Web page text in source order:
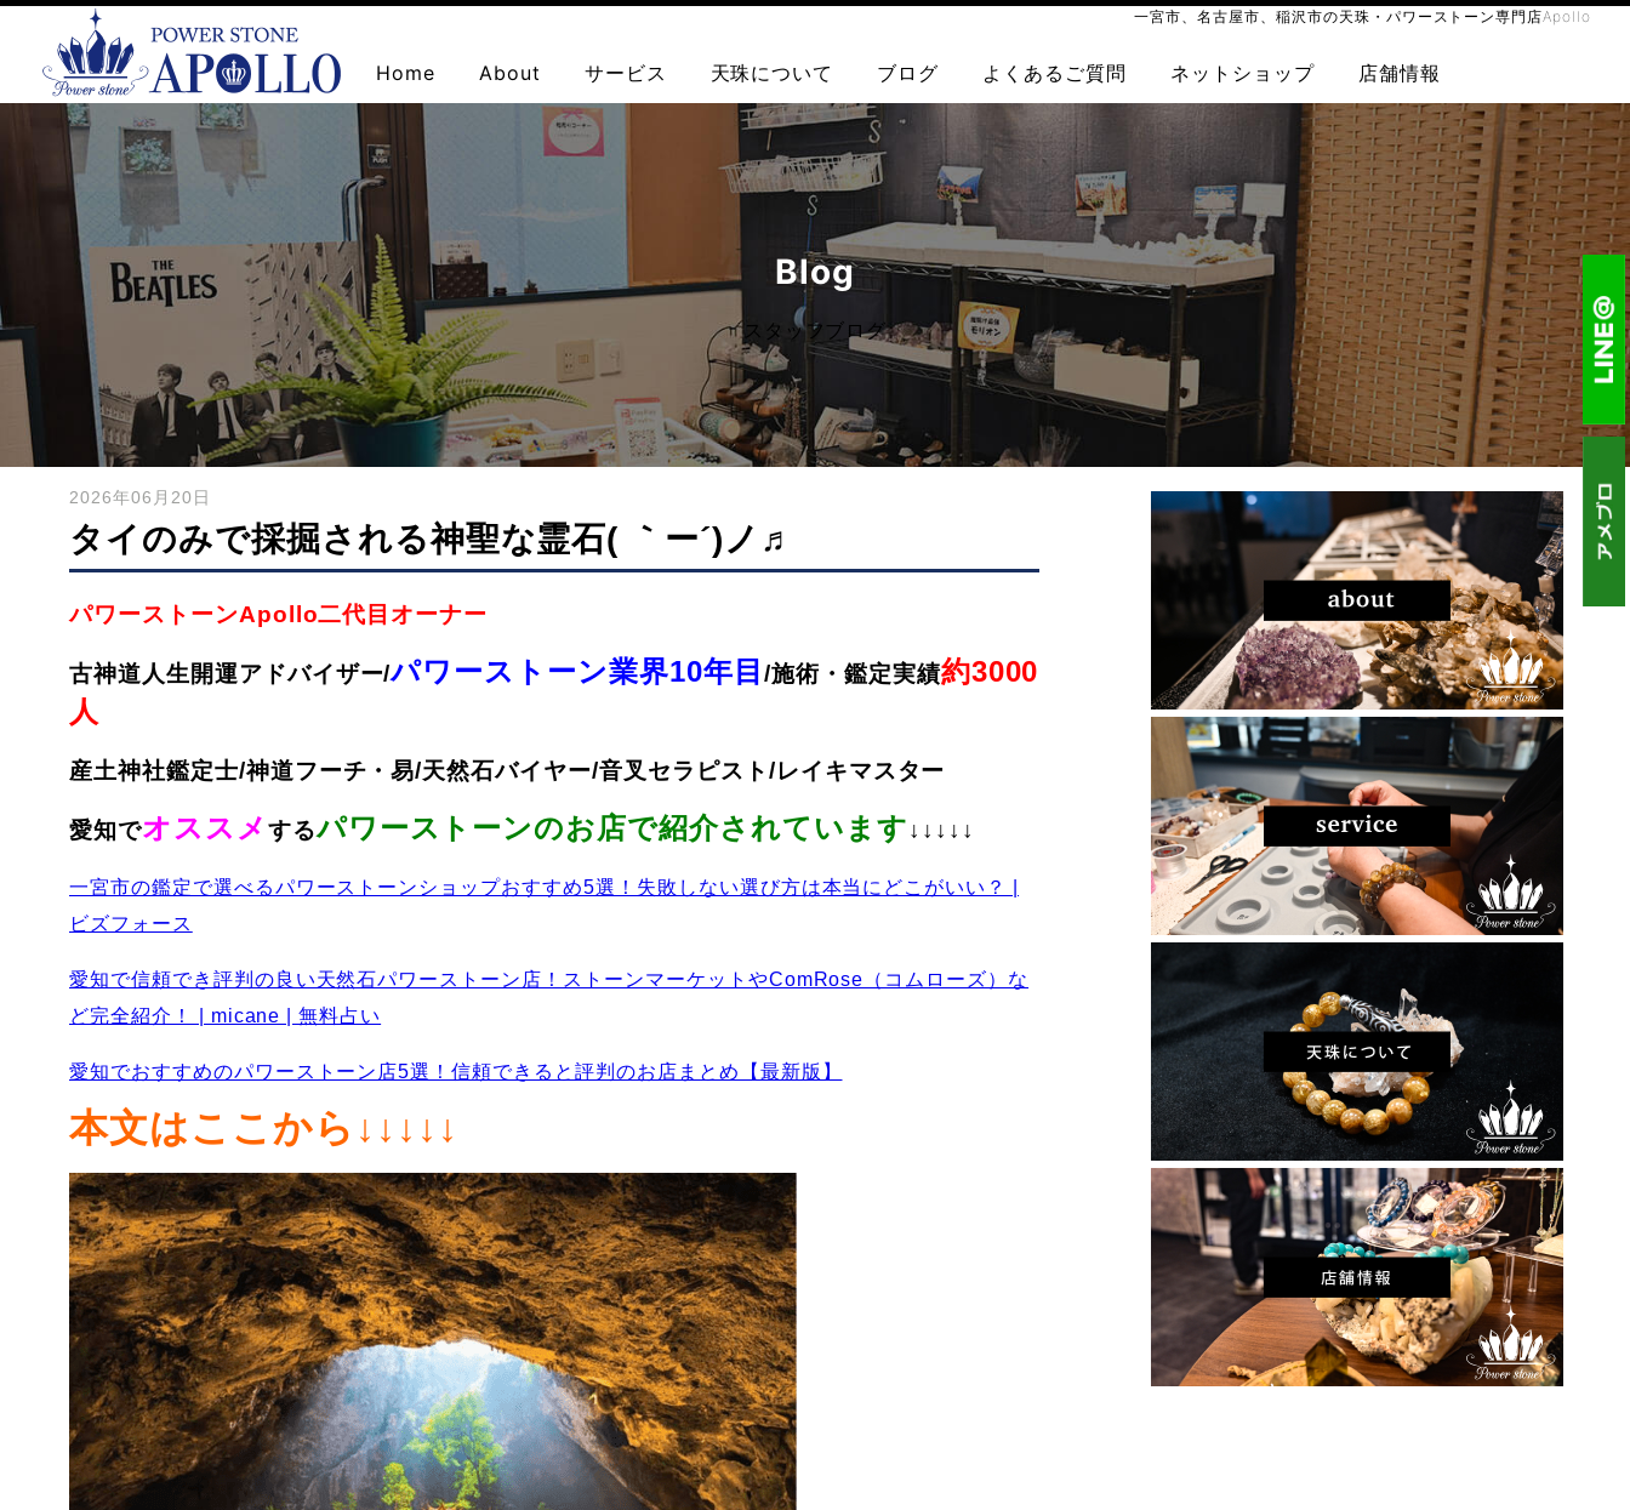
一宮市、名古屋市、稲沢市の天珠・パワーストーン専門店Apollo
Home About サービス 天珠について ブログ よくあるご質問 ネットショップ
店舗情報
お問い合わせ
Blog
スタッフブログ
2026年06月20日
タイのみで採掘される神聖な霊石( ｀ー´)ノ♬
パワーストーンApollo二代目オーナー
古神道人生開運アドバイザー/パワーストーン業界10年目 /施術・鑑定実績約3000
人
産土神社鑑定士/神道フーチ・易/天然石バイヤー/音叉セラピスト/レイキマスター
愛知でオススメ するパワーストーンのお店で紹介されています↓↓↓↓↓
一宮市の鑑定で選べるパワーストーンショップおすすめ5選！失敗しない選び方は本当にどこがいい？ |
ビズフォース
愛知で信頼でき評判の良い天然石パワーストーン店！ストーンマーケットやComRose（コムローズ）な
ど完全紹介！ | micane | 無料占い
愛知でおすすめのパワーストーン店5選！信頼できると評判のお店まとめ【最新版】
本文はここから↓↓↓↓↓